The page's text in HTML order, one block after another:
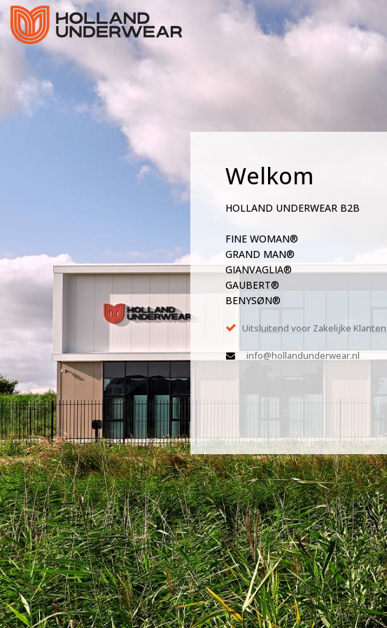
Welkom
HOLLAND UNDERWEAR B2B
FINE WOMAN®
GRAND MAN®
GIANVAGLIA®
GAUBERT®
BENYSØN®
Uitsluitend voor Zakelijke Klanten
info@hollandunderwear.nl